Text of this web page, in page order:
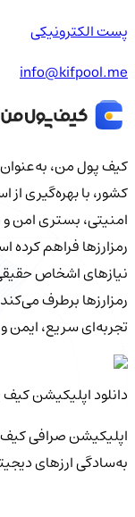
پست الکترونیکی
info@kifpool.me
کیف‌ پول من، به‌عنوان
کشور، با بهره‌گیری از
امنیتی، بستری امن و
رمزارزها فراهم کرده
نیازهای اشخاص
رمزارزها برطرف
تجربه‌ای سریع، ایمن
دانلود اپلیکیشن
اپلیکیشن صرافی کیف
به‌سادگی ارزهای